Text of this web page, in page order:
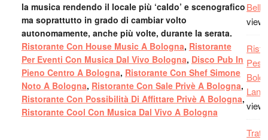
la musica rendendo il locale più ‘caldo’ e scenografico
ma soprattutto in grado di cambiar volto
autonomamente, anche più volte, durante la serata.
Ristorante Con House Music A Bologna, Ristorante
Per Eventi Con Musica Dal Vivo Bologna, Disco Pub In
Pieno Centro A Bologna, Ristorante Con Shef Simone
Noto A Bologna, Ristorante Con Sale Privè A Bologna,
Ristorante Con Possibilità Di Affittare Privè A Bologna,
Ristorante Cool Con Musica Dal Vivo A Bologna
Belle